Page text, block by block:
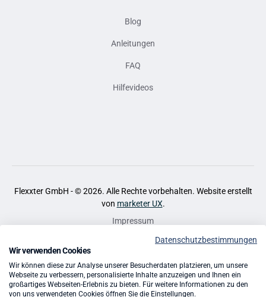
Blog
Anleitungen
FAQ
Hilfevideos
Flexxter GmbH - ©2026. Alle Rechte vorbehalten. Website erstellt
von marketer UX.
Impressum
Datenschutz
Cookies
AGB
Datenschutzbestimmungen
Wir verwenden Cookies
Wir können diese zur Analyse unserer Besucherdaten platzieren, um unsere
Webseite zu verbessern, personalisierte Inhalte anzuzeigen und Ihnen ein
großartiges Webseiten-Erlebnis zu bieten. Für weitere Informationen zu den
von uns verwendeten Cookies öffnen Sie die Einstellungen.